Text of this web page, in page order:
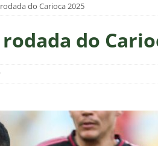
13 jogos pelo Fluminense e não pode
NOTÍCIAS
2026: Fluminense busca empate com o
do Carioca 2025
do